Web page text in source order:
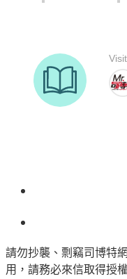
請勿抄襲、剽竊司博特
用，請務必來信取得授